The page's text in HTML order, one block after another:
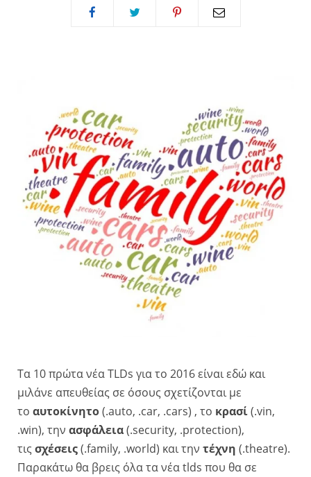
Τα 10 πρώτα νέα TLDs για το 2016 είναι εδώ και
μιλάνε απευθείας σε όσους σχετίζονται με
το αυτοκίνητο(.auto, .car, .cars) , το κρασί(.vin,
.win), την ασφάλεια(.security, .protection),
τις σχέσεις(.family, .world) και την τέχνη (.theatre).
Παρακάτω θα βρεις όλα τα νέα tlds που θα σε